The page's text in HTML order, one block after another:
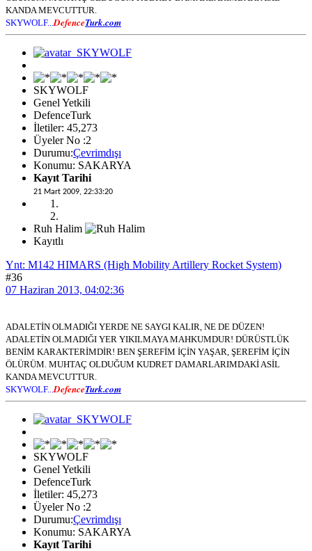
KANDA MEVCUTTUR.
SKYWOLF... DefenceTurk.com
SKYWOLF
Genel Yetkili
DefenceTurk
İletiler: 45,273
Üyeler No :2
Durumu:Çevrimdışı
Konumu: SAKARYA
Kayıt Tarihi
21 Mart 2009, 22:33:20
Ruh Halim
Kayıtlı
Ynt: M142 HIMARS (High Mobility Artillery Rocket System)
#36
07 Haziran 2013, 04:02:36
ADALETİN OLMADIĞI YERDE NE SAYGI KALIR, NE DE DÜZEN!
ADALETİN OLMADIĞI YER YIKILMAYA MAHKUMDUR! DÜRÜSTLÜK
BENİM KARAKTERİMDİR! BEN ŞEREFİM İÇİN YAŞAR, ŞEREFİM İÇİN
ÖLÜRÜM. MUHTAÇ OLDUĞUM KUDRET DAMARLARIMDAKİ ASİL
KANDA MEVCUTTUR.
SKYWOLF... DefenceTurk.com
SKYWOLF
Genel Yetkili
DefenceTurk
İletiler: 45,273
Üyeler No :2
Durumu:Çevrimdışı
Konumu: SAKARYA
Kayıt Tarihi